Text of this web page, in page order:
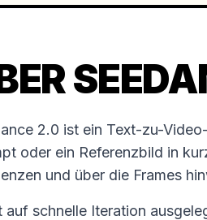
2.0 ist ein Text-zu-
oder ein Referenzbild in
und über die Frames
auf schnelle Iteration